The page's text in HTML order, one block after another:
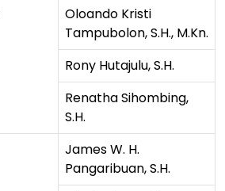
Oloando Kristi
Tampubolon, S.H., M.Kn.
Rony Hutajulu, S.H.
Renatha Sihombing,
S.H.
James W. H.
Pangaribuan, S.H.